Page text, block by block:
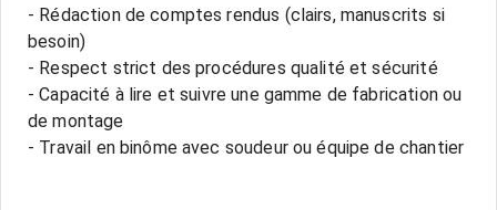
- Rédaction de comptes rendus (clairs, manuscrits si
besoin)
- Respect strict des procédures qualité et sécurité
- Capacité à lire et suivre une gamme de fabrication ou
de montage
- Travail en binôme avec soudeur ou équipe de chantier